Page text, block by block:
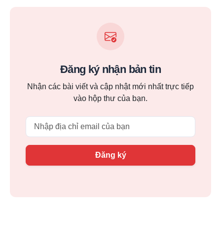
Đăng ký nhận bản tin
Nhận các bài viết và cập nhật mới nhất trực tiếp
vào hộp thư của bạn.
Đăng ký